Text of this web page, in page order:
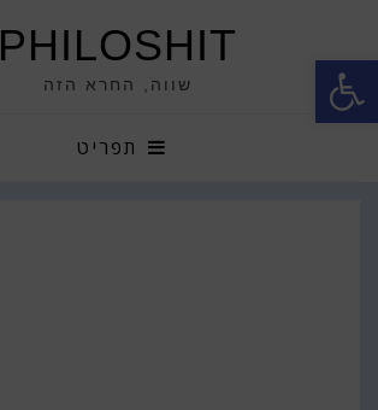
פתח סרגל נגישות PHILOSHIT
שווה, החרא הזה
תפריט